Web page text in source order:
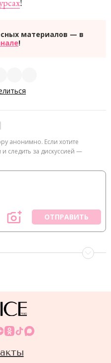
!
материалов — в
!
анонимно. Если хотите
следить за дискуссией —
ОТПРАВИТЬ